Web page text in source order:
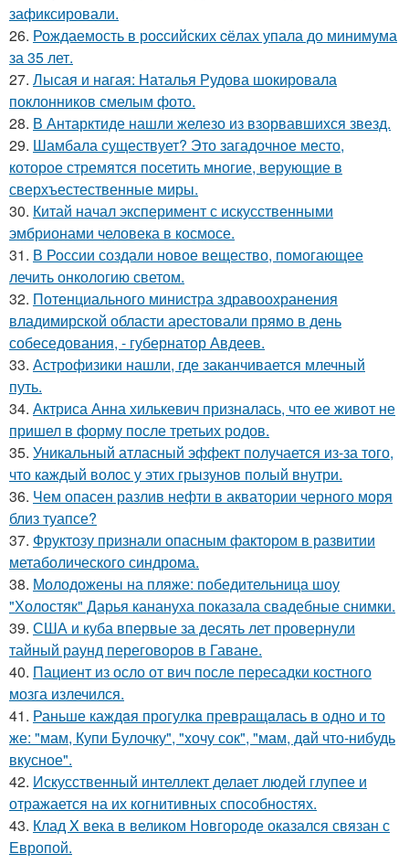
зафиксировали.
26. Рождаемость в роcсийских cёлах упала до минимума
за 35 лет.
27. Лысая и нагая: Наталья Рудова шокировала
поклонников смелым фото.
28. В Антарктиде нашли железо из взорвавшихся звезд.
29. Шамбала существует? Это загадочное место,
которое стремятся посетить многие, верующие в
сверхъестественные миры.
30. Китай начал эксперимент с искусственными
эмбрионами человека в космосе.
31. В России создали новое вещество, помогающее
лечить онкологию светом.
32. Потенциального министра здравоохранения
владимирской области арестовали прямо в день
собеседования, - губернатор Авдеев.
33. Астрофизики нашли, где заканчивается млечный
путь.
34. Актриса Анна хилькевич призналась, что ее живот не
пришел в форму после третьих родов.
35. Уникальный атласный эффект получается из-за того,
что каждый волос у этих грызунов полый внутри.
36. Чем опасен разлив нефти в акватории черного моря
близ туапсе?
37. Фруктозу признали опасным фактором в развитии
метаболического синдрома.
38. Молодожены на пляже: победительница шоу
"Холостяк" Дарья канануха показала свадебные снимки.
39. США и куба впервые за десять лет провернули
тайный раунд переговоров в Гаване.
40. Пациент из осло от вич после пересадки костного
мозга излечился.
41. Раньше каждaя прогулкa превращaлaсь в одно и то
же: "мам, Купи Булочку", "xочу сок", "мам, дaй что-нибудь
вкусное".
42. Искусственный интеллект делает людей глупее и
отражается на их когнитивных способностях.
43. Клад X века в великом Новгороде оказался связан с
Европой.